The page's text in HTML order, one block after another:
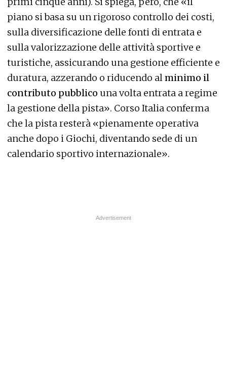
piano si basa su un rigoroso controllo dei costi,
sulla diversificazione delle fonti di entrata e
sulla valorizzazione delle attività sportive e
turistiche, assicurando una gestione efficiente e
duratura, azzerando o riducendo al minimo il
contributo pubblico una volta entrata a regime
la gestione della pista». Corso Italia conferma
che la pista resterà «pienamente operativa
anche dopo i Giochi, diventando sede di un
calendario sportivo internazionale».